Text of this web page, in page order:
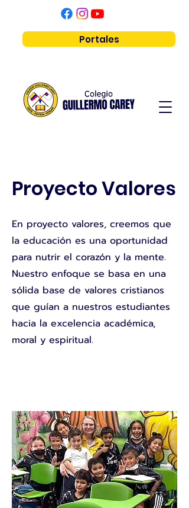
Portales
Proyecto Valores
En proyecto valores, creemos que
la educación es una oportunidad
para nutrir el corazón y la mente.
Nuestro enfoque se basa en una
sólida base de valores cristianos
que guían a nuestros estudiantes
hacia la excelencia académica,
moral y espiritual.